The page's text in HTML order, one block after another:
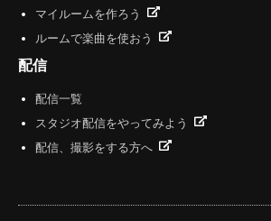
マイルームを作ろう
ルームで楽曲を使おう
配信
配信一覧
スタジオ配信をやってみよう
配信、撮影をする方へ